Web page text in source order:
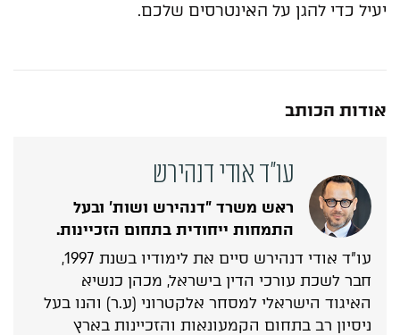
יעיל כדי להגן על האינטרסים שלכם.
אודות הכותב
עו"ד אודי דנהירש
ראש משרד "דנהירש ושות' ובעל
התמחות ייחודית בתחום הזכיינות.
עו"ד אודי דנהירש סיים את לימודיו בשנת 1997,
חבר לשכת עורכי הדין בישראל, מכהן כנשיא
האיגוד הישראלי למסחר אלקטרוני (ע.ר) והנו בעל
ניסיון רב בתחום הקמעונאות והזכיינות בארץ